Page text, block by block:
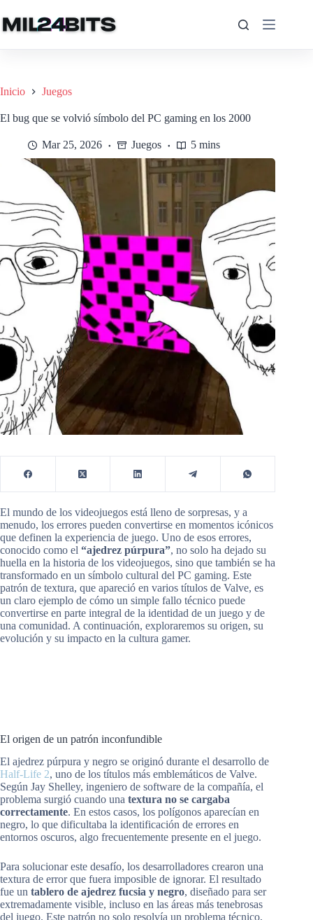
al
contenido
Inicio Juegos
El bug que se volvió símbolo del PC gaming en los 2000
Mar 25, 2026 Juegos 5 mins
El mundo de los videojuegos está lleno de sorpresas, y a
menudo, los errores pueden convertirse en momentos icónicos
que definen la experiencia de juego. Uno de esos errores,
conocido como el “ajedrez púrpura”, no solo ha dejado su
huella en la historia de los videojuegos, sino que también se ha
transformado en un símbolo cultural del PC gaming. Este
patrón de textura, que apareció en varios títulos de Valve, es
un claro ejemplo de cómo un simple fallo técnico puede
convertirse en parte integral de la identidad de un juego y de
una comunidad. A continuación, exploraremos su origen, su
evolución y su impacto en la cultura gamer.
El origen de un patrón inconfundible
El ajedrez púrpura y negro se originó durante el desarrollo de
Half-Life 2, uno de los títulos más emblemáticos de Valve.
Según Jay Shelley, ingeniero de software de la compañía, el
problema surgió cuando una textura no se cargaba
correctamente. En estos casos, los polígonos aparecían en
negro, lo que dificultaba la identificación de errores en
entornos oscuros, algo frecuentemente presente en el juego.
Para solucionar este desafío, los desarrolladores crearon una
textura de error que fuera imposible de ignorar. El resultado
fue un tablero de ajedrez fucsia y negro, diseñado para ser
extremadamente visible, incluso en las áreas más tenebrosas
del juego. Este patrón no solo resolvía un problema técnico,